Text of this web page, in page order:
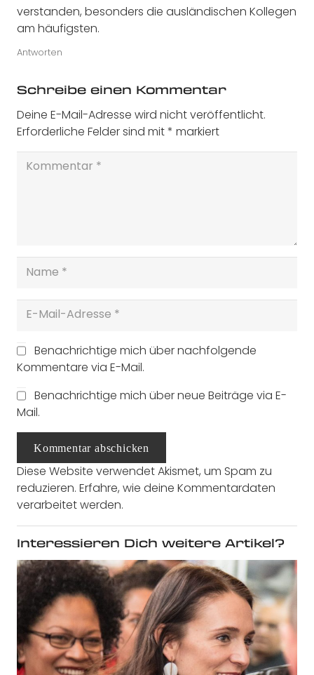
verstanden, besonders die ausländischen Kollegen
am häufigsten.
Antworten
Schreibe einen Kommentar
Deine E-Mail-Adresse wird nicht veröffentlicht.
Erforderliche Felder sind mit* markiert
Benachrichtige mich über nachfolgende
Kommentare via E-Mail.
Benachrichtige mich über neue Beiträge via E-
Mail.
Kommentar abschicken
Diese Website verwendet Akismet, um Spam zu
reduzieren. Erfahre, wie deine Kommentardaten
verarbeitet werden.
Interessieren Dich weitere Artikel?